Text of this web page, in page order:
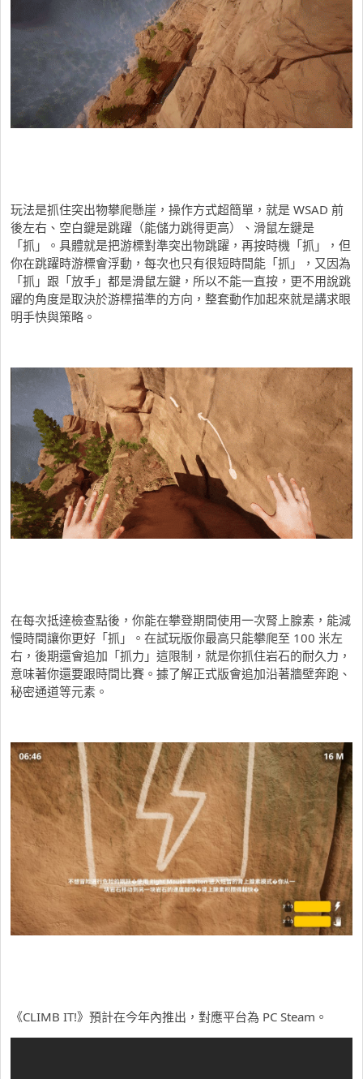
玩法是抓住突出物攀爬懸崖，操作方式超簡單，就是 WSAD 前
後左右、空白鍵是跳躍（能儲力跳得更高）、滑鼠左鍵是
「抓」。具體就是把游標對準突出物跳躍，再按時機「抓」，但
你在跳躍時游標會浮動，每次也只有很短時間能「抓」，又因為
「抓」跟「放手」都是滑鼠左鍵，所以不能一直按，更不用說跳
躍的角度是取決於游標描準的方向，整套動作加起來就是講求眼
明手快與策略。
在每次抵達檢查點後，你能在攀登期間使用一次腎上腺素，能減
慢時間讓你更好「抓」。在試玩版你最高只能攀爬至 100 米左
右，後期還會追加「抓力」這限制，就是你抓住岩石的耐久力，
意味著你還要跟時間比賽。據了解正式版會追加沿著牆壁奔跑、
秘密通道等元素。
《CLIMB IT!》預計在今年內推出，對應平台為 PC Steam。